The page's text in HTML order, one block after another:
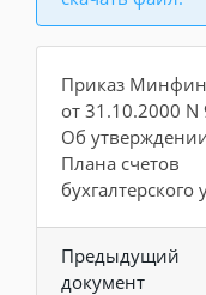
Приказ
от 31.10.2000 N
Об
Плана счетов
бухгалтерского
Предыдущий
документ